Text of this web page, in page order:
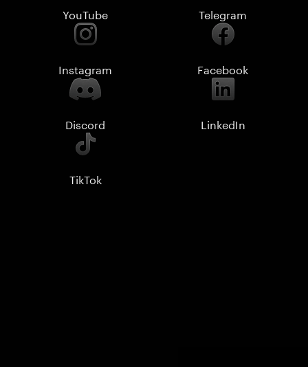
YouTube Telegram
Instagram Facebook
Discord LinkedIn
TikTok